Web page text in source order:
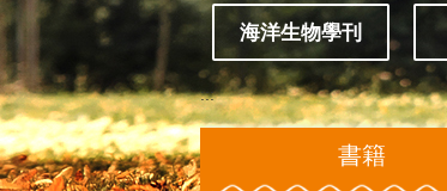
海洋生物學刊
:::
書籍